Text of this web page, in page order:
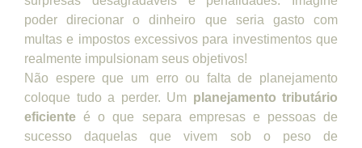
poder direcionar o dinheiro que seria gasto com
multas e impostos excessivos para investimentos que
realmente impulsionam seus objetivos!
Não espere que um erro ou falta de planejamento
coloque tudo a perder. Um planejamento tributário
eficiente é o que separa empresas e pessoas de
sucesso daquelas que vivem sob o peso de